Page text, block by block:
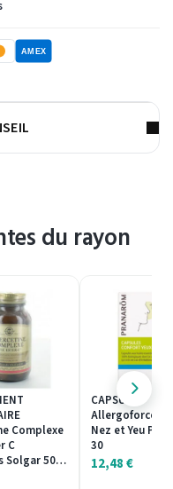
AMEX
du rayon
Complexe
C
Solgar 50…
CAPSULES
Allergoforce
Nez et Yeu
30
12,48€